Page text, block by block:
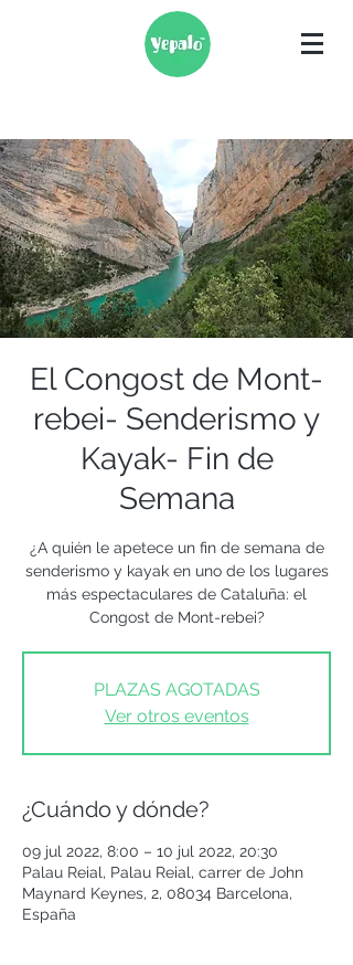
El Congost de Mont-
rebei- Senderismo y
Kayak- Fin de
Semana
¿A quién le apetece un fin de semana de
senderismo y kayak en uno de los lugares
más espectaculares de Cataluña: el
Congost de Mont-rebei?
PLAZAS AGOTADAS
Ver otros eventos
¿Cuándo y dónde?
09 jul 2022, 8:00 – 10 jul 2022, 20:30
Palau Reial, Palau Reial, carrer de John
Maynard Keynes, 2, 08034 Barcelona,
España